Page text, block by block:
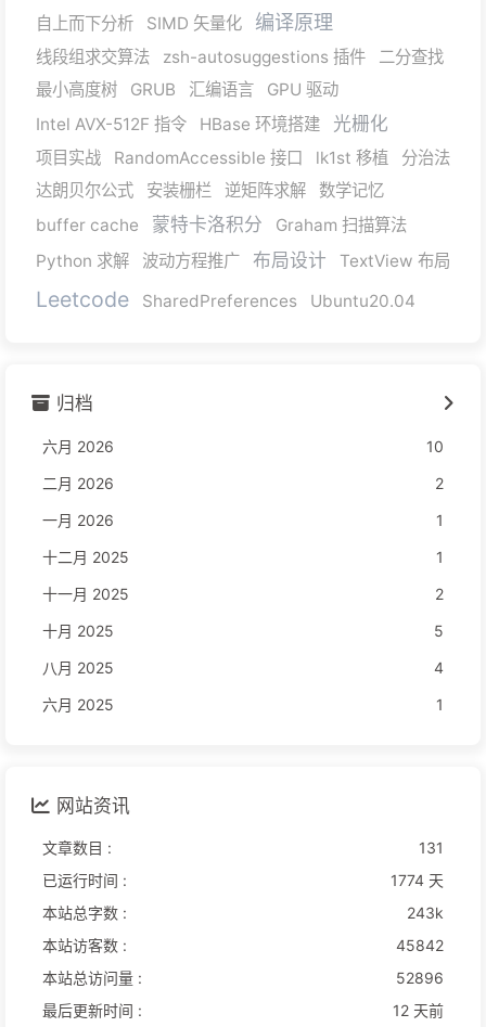
自上而下分析 SIMD 矢量化 编译原理
线段组求交算法 zsh-autosuggestions 插件
二分查找
最小高度树
GRUB 汇编语言
GPU 驱动
Intel AVX-512F 指令
HBase 环境搭建 光栅化
项目实战 RandomAccessible 接口 lk1st 移植
分治法
达朗贝尔公式
安装栅栏 逆矩阵求解
数学记忆
buffer cache
蒙特卡洛积分
Graham 扫描算法
Python 求解
波动方程推广 布局设计 TextView 布局
Leetcode SharedPreferences Ubuntu20.04
归档
六月 2026
10
二月 2026
2
一月 2026
1
十二月 2025
1
十一月 2025
2
十月 2025
5
八月 2025
4
六月 2025
1
网站资讯
文章数目 :
131
已运行时间 :
1774 天
本站总字数 :
243k
本站访客数 :
45842
本站总访问量 :
52896
最后更新时间 :
12 天前